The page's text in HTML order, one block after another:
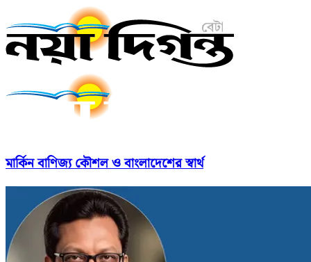
মার্কিন বাণিজ্য কৌশল ও বাংলাদেশের স্বার্থ